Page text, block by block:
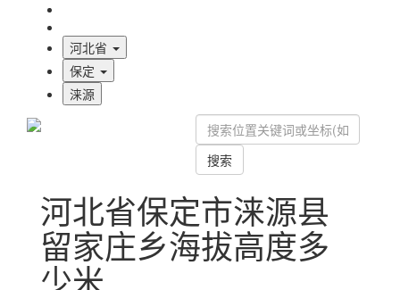
河北省
保定
涞源
搜索
河北省保定市涞源县
留家庄乡海拔高度多
少米